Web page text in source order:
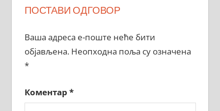
ПОСТАВИ ОДГОВОР
Ваша адреса е-поште неће бити
објављена. Неопходна поља су означена
*
Коментар *